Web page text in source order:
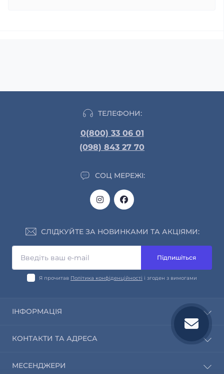
ТЕЛЕФОНИ:
0(800) 33 06 01
(098) 843 27 70
СОЦ МЕРЕЖІ:
СЛІДКУЙТЕ ЗА НОВИНКАМИ ТА АКЦІЯМИ:
Підпишіться
Я прочитав Політика конфіденційності і згоден з вимогами
ІНФОРМАЦІЯ
Інформація про доставку та оплату
Політика конфіденційності
КОНТАКТИ ТА АДРЕСА
МЕСЕНДЖЕРИ